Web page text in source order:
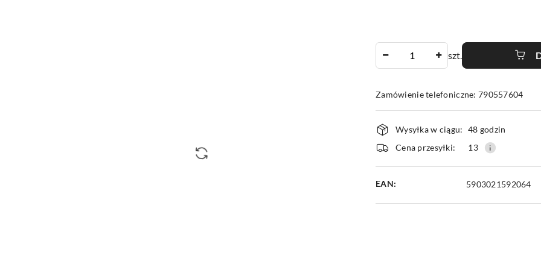
szt.
Zamówienie telefoniczne: 790557604
Dostępność
i
dostawa
Wysyłka w ciągu: 48 godzin
Cena przesyłki:
13
EAN: 5903021592064